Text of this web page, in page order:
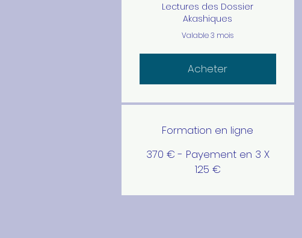
Lectures des Dossier
Akashiques
Valable 3 mois
Acheter
Formation en ligne
370 € - Payement en 3 X
125 €